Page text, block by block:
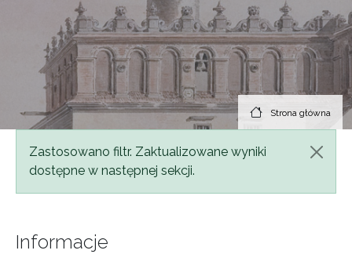
Strona główna
Komunikat
Zastosowano filtr. Zaktualizowane wyniki
dostępne w następnej sekcji.
Informacje